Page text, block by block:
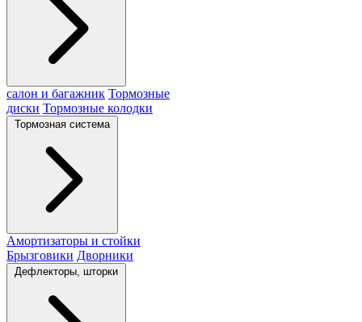
салон и багажник Тормозные
диски Тормозные колодки
Тормозная система
Амортизаторы и стойки
Брызговики Дворники
Дефлекторы, шторки